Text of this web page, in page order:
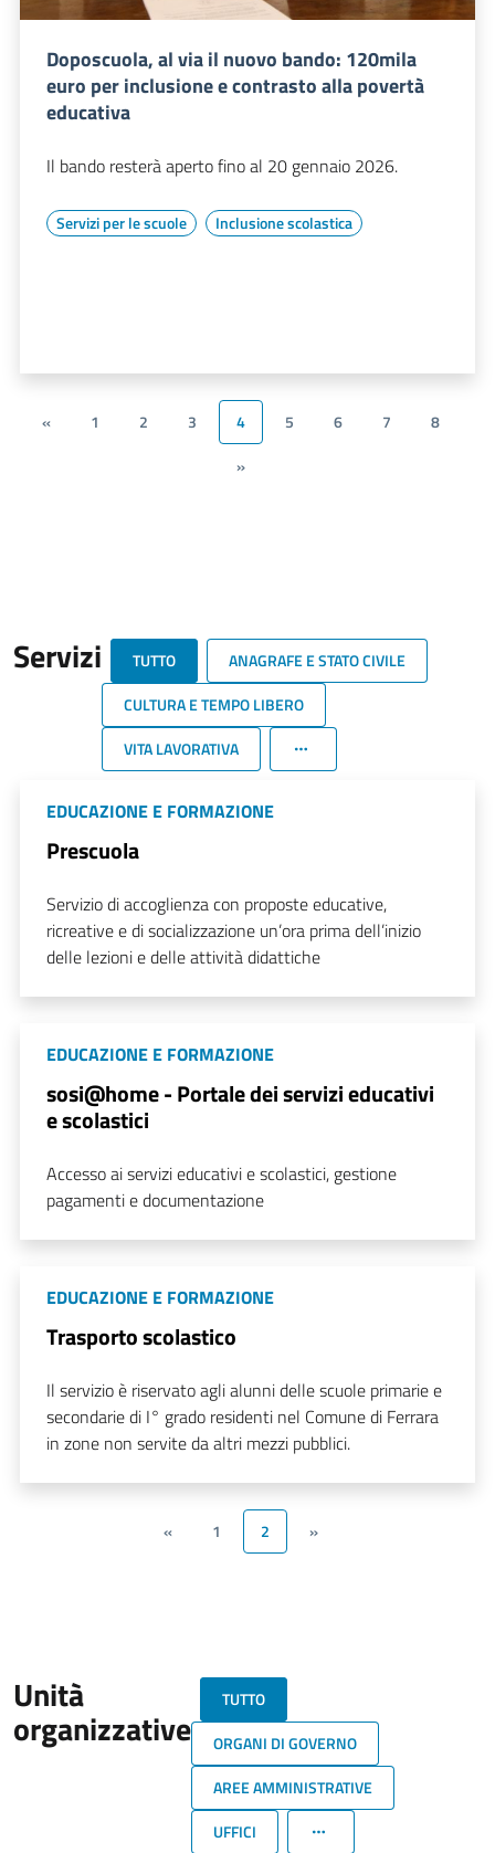
Doposcuola, al via il nuovo bando: 120mila
euro per inclusione e contrasto alla povertà
educativa
Il bando resterà aperto fino al 20 gennaio 2026.
Servizi per le scuole Inclusione scolastica
« 1 2 3 4 5 6 7
8
»
Servizi TUTTO
ANAGRAFE E STATO CIVILE
CULTURA E TEMPO LIBERO
VITA LAVORATIVA
EDUCAZIONE E FORMAZIONE
Prescuola
Servizio di accoglienza con proposte educative,
ricreative e di socializzazione un’ora prima dell’inizio
delle lezioni e delle attività didattiche
EDUCAZIONE E FORMAZIONE
sosi@home - Portale dei servizi educativi
e scolastici
Accesso ai servizi educativi e scolastici, gestione
pagamenti e documentazione
EDUCAZIONE E FORMAZIONE
Trasporto scolastico
Il servizio è riservato agli alunni delle scuole primarie e
secondarie di I° grado residenti nel Comune di Ferrara
in zone non servite da altri mezzi pubblici.
« 1 2 »
Unità
organizzative
TUTTO
ORGANI DI GOVERNO
AREE AMMINISTRATIVE
UFFICI